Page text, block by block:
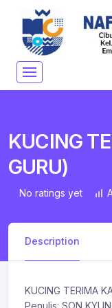
KUCING
GURU)
No ratings yet
Description
KUCING TERIMA